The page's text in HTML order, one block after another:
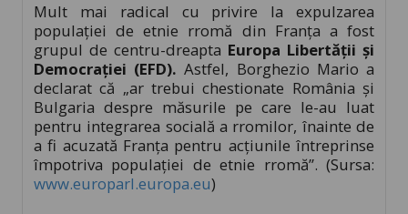
Mult mai radical cu privire la expulzarea
populaţiei de etnie rromă din Franţa a fost
grupul de centru-dreapta Europa Libertăţii şi
Democraţiei (EFD). Astfel, Borghezio Mario a
declarat că „ar trebui chestionate România şi
Bulgaria despre măsurile pe care le-au luat
pentru integrarea socială a rromilor, înainte de
a fi acuzată Franţa pentru acţiunile întreprinse
împotriva populaţiei de etnie rromă”. (Sursa:
www.europarl.europa.eu)